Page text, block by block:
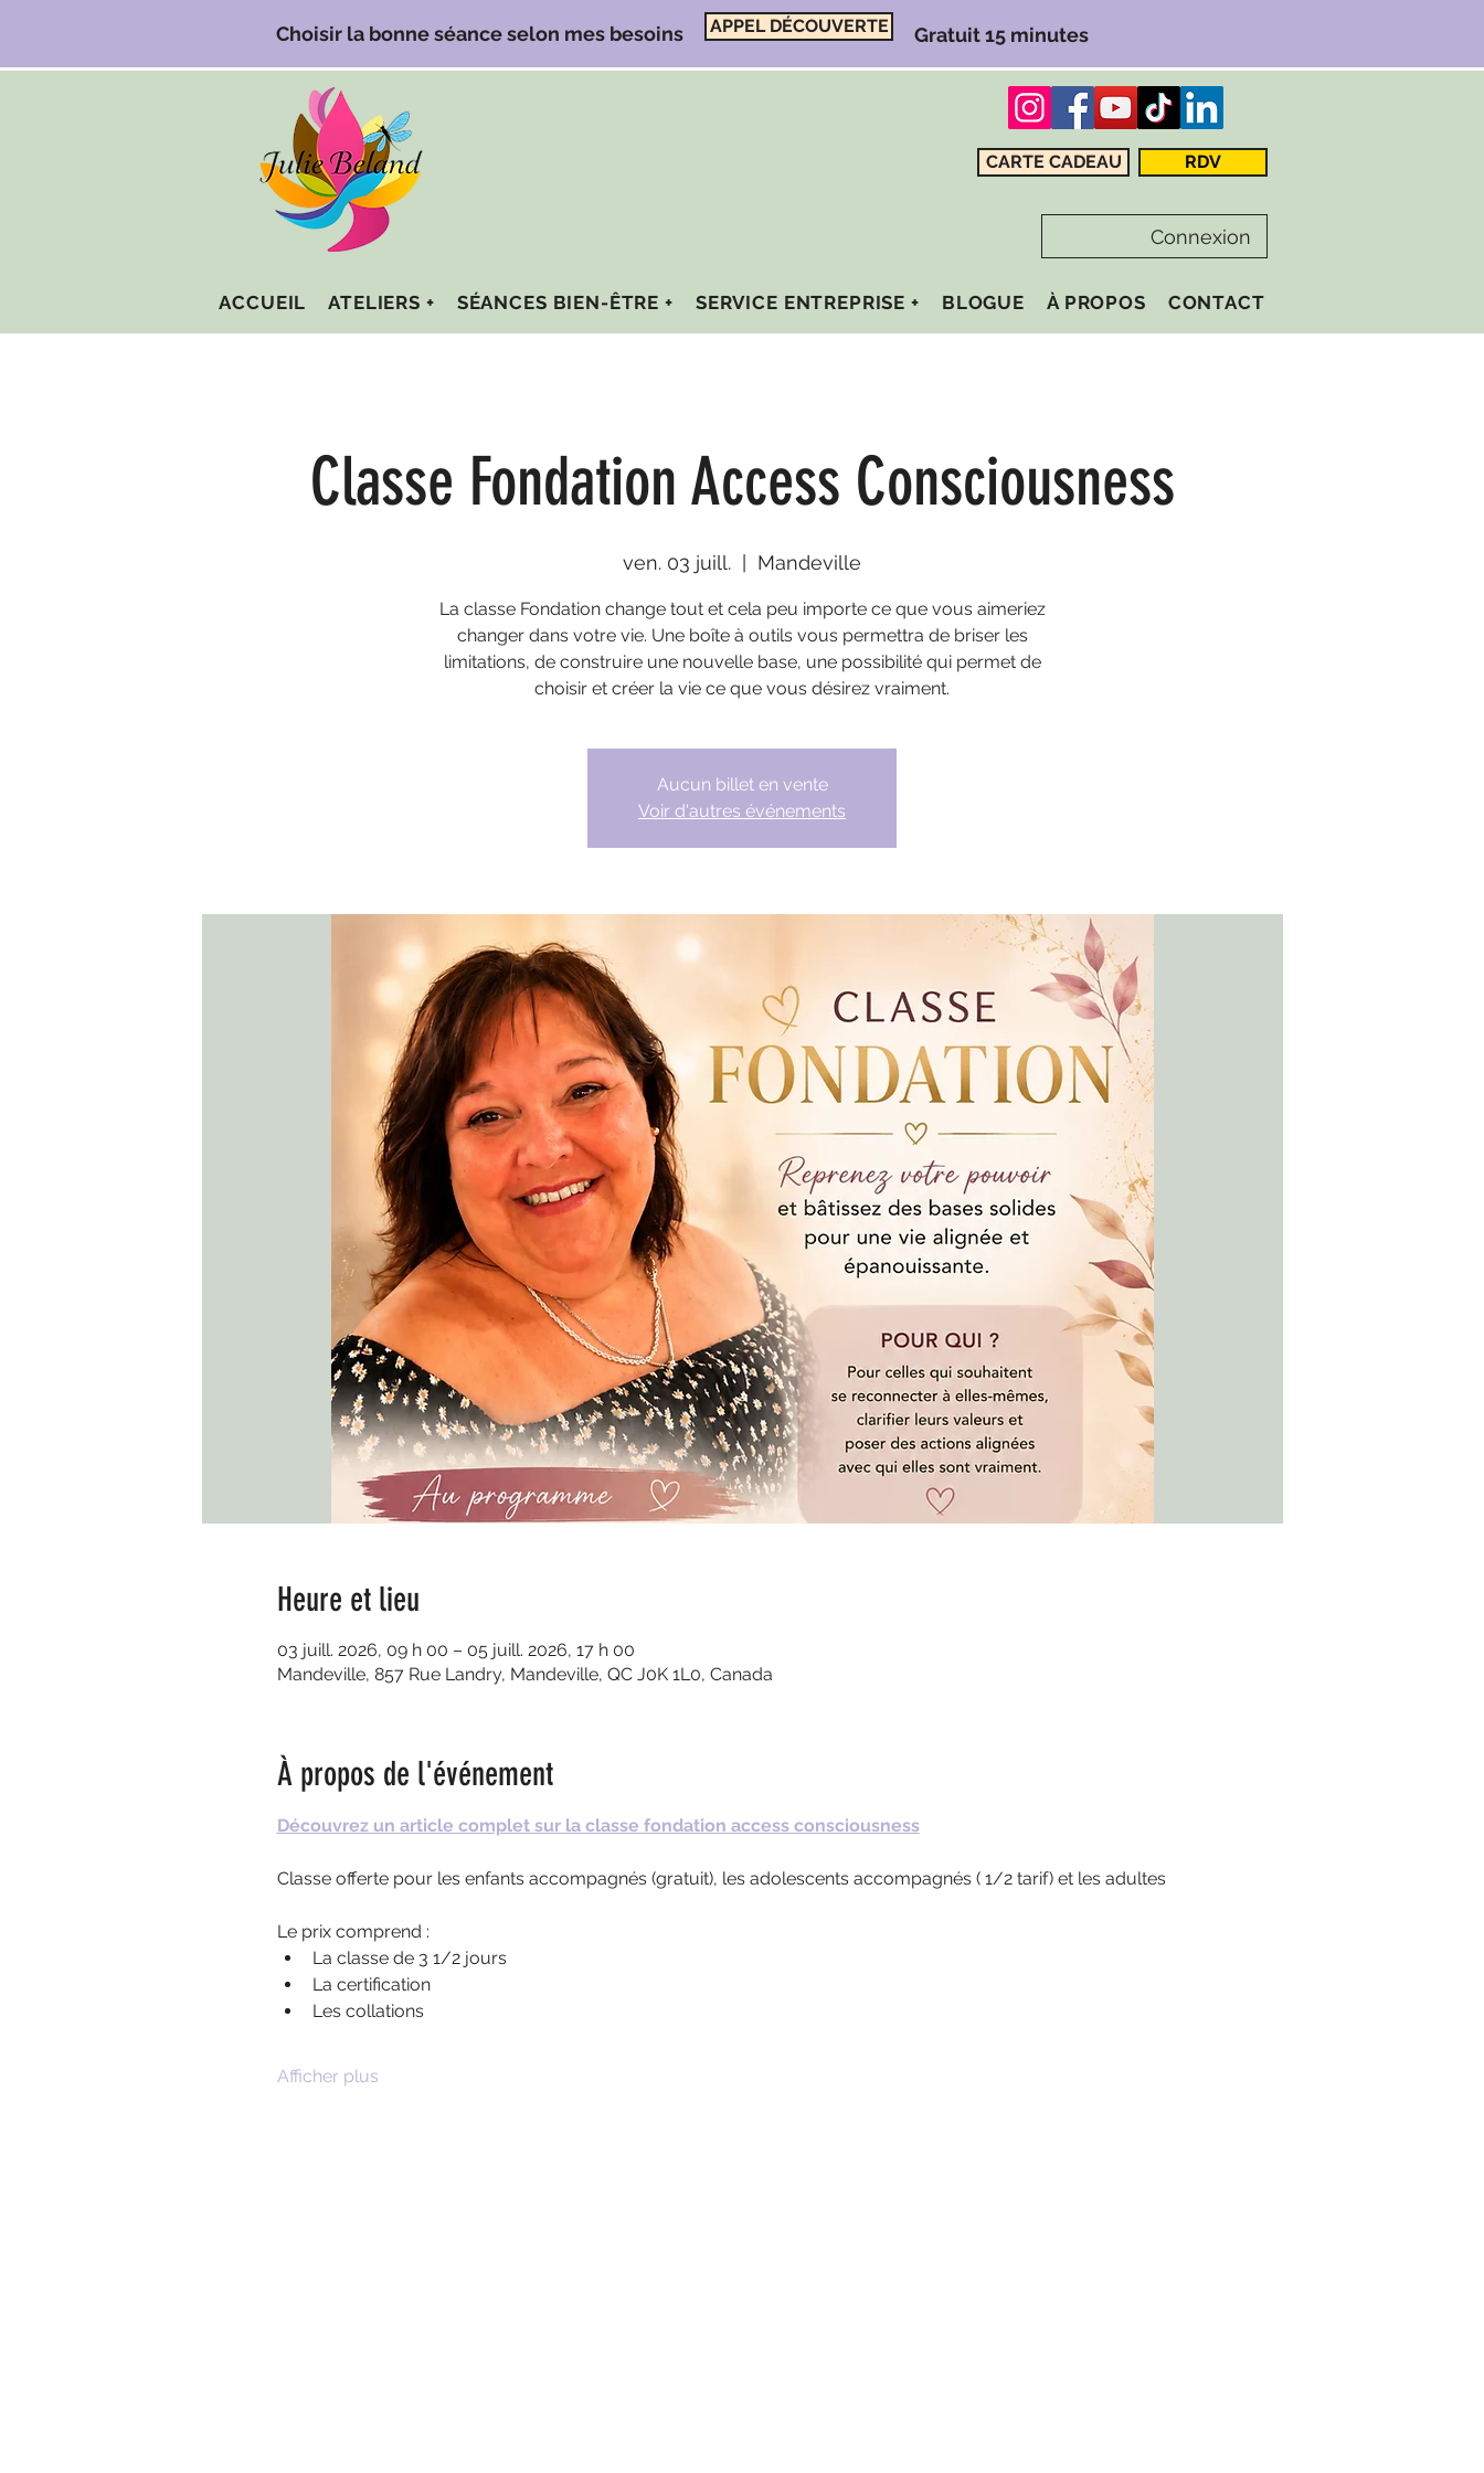
Choisir la bonne séance selon mes besoins APPEL DÉCOUVERTE Gratuit 15 minutes
CARTE CADEAU RDV
Connexion
ACCUEIL ATELIERS + SÉANCES BIEN-ÊTRE + SERVICE ENTREPRISE + BLOGUE À PROPOS CONTACT
Classe Fondation Access Consciousness
ven. 03 juill. Mandeville
La classe Fondation change tout et cela peu importe ce que vous aimeriez
changer dans votre vie. Une boîte à outils vous permettra de briser les
limitations, de construire une nouvelle base, une possibilité qui permet de
choisir et créer la vie ce que vous désirez vraiment.
Aucun billet en vente
Voir d'autres événements
Heure et lieu
03 juill. 2026, 09 h 00 – 05 juill. 2026, 17 h 00
Mandeville, 857 Rue Landry, Mandeville, QC J0K 1L0, Canada
À propos de l'événement
Découvrez un article complet sur la classe fondation access consciousness
Classe offerte pour les enfants accompagnés (gratuit), les adolescents accompagnés ( 1/2 tarif) et les adultes
Le prix comprend :
La classe de 3 1/2 jours
La certification
Les collations
Afficher plus